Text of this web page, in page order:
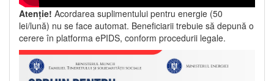
Atenție! Acordarea suplimentului pentru energie (50
lei/lună) nu se face automat. Beneficiarii trebuie să depună o
cerere în platforma ePIDS, conform procedurii legale.